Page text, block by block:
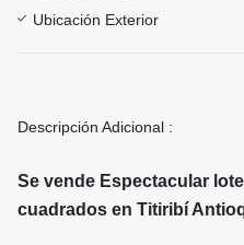
Ubicación Exterior
Descripción Adicional :
Se vende Espectacular
cuadrados en Titiribí